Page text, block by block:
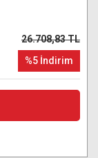
26.708,83 TL
%5 İndirim